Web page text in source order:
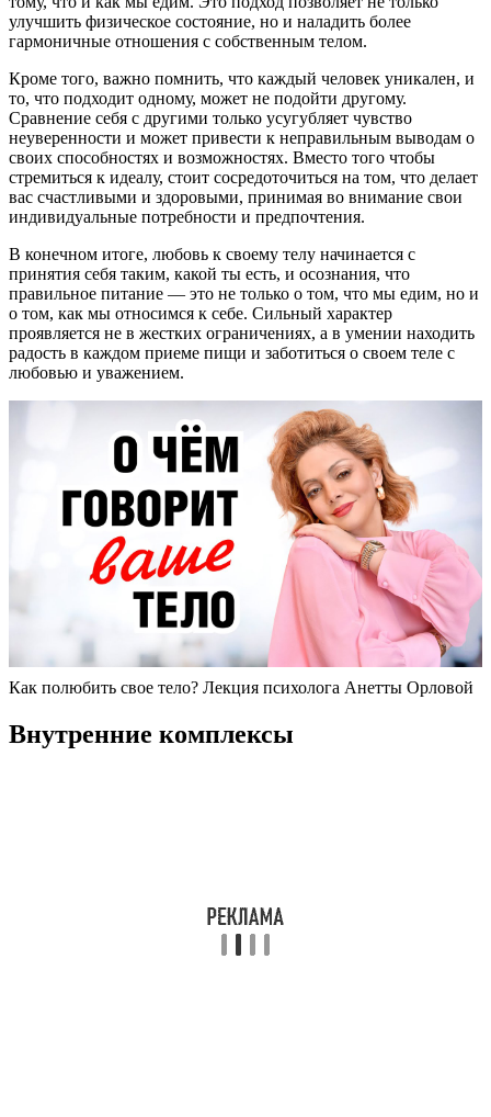
улучшить физическое состояние, но и наладить более
гармоничные отношения с собственным телом.
Кроме того, важно помнить, что каждый человек уникален, и
то, что подходит одному, может не подойти другому.
Сравнение себя с другими только усугубляет чувство
неуверенности и может привести к неправильным выводам о
своих способностях и возможностях. Вместо того чтобы
стремиться к идеалу, стоит сосредоточиться на том, что делает
вас счастливыми и здоровыми, принимая во внимание свои
индивидуальные потребности и предпочтения.
В конечном итоге, любовь к своему телу начинается с
принятия себя таким, какой ты есть, и осознания, что
правильное питание — это не только о том, что мы едим, но и
о том, как мы относимся к себе. Сильный характер
проявляется не в жестких ограничениях, а в умении находить
радость в каждом приеме пищи и заботиться о своем теле с
любовью и уважением.
Как полюбить свое тело? Лекция психолога Анетты Орловой
Внутренние комплексы